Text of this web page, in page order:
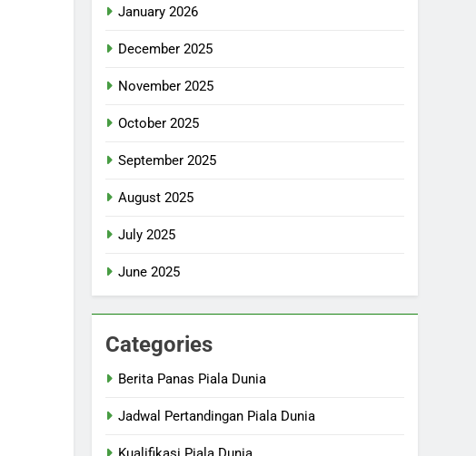
January 2026
December 2025
November 2025
October 2025
September 2025
August 2025
July 2025
June 2025
Categories
Berita Panas Piala Dunia
Jadwal Pertandingan Piala Dunia